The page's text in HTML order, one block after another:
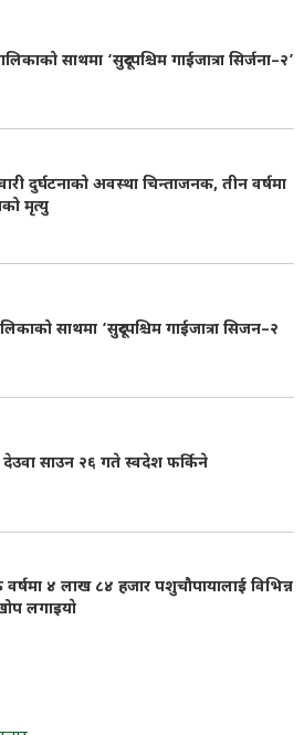
साथमा ‘सुदूरपश्चिम गाईजात्रा सिर्जना–२’
दुर्घटनाको अवस्था चिन्ताजनक, तीन वर्षमा
मृत्यु
साथमा ‘सुदूरपश्चिम गाईजात्रा सिजन–२
देउवा साउन २६ गते स्वदेश फर्किने
४ लाख ८४ हजार पशुचौपायालाई विभिन्न
लगाइयाे